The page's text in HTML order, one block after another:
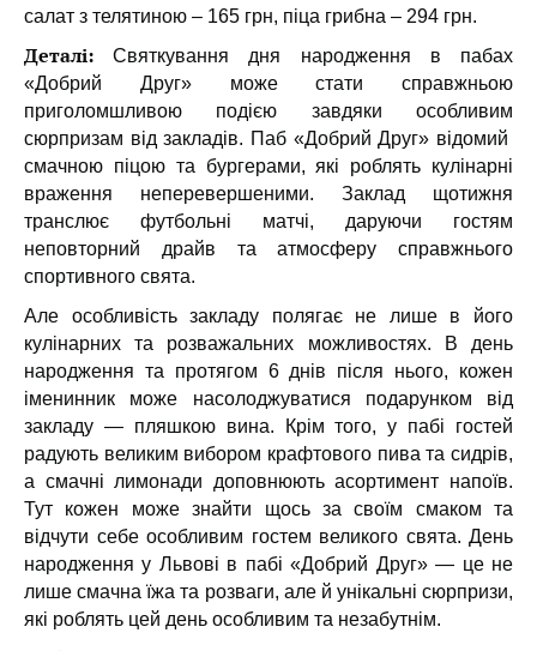
салат з телятиною – 165 грн, піца грибна – 294 грн.
Деталі:Святкування дня народження в пабах
«Добрий Друг» може стати справжньою
приголомшливою подією завдяки особливим
сюрпризам від закладів. Паб «Добрий Друг» відомий
смачною піцою та бургерами, які роблять кулінарні
враження неперевершеними. Заклад щотижня
транслює футбольні матчі, даруючи гостям
неповторний драйв та атмосферу справжнього
спортивного свята.
Але особливість закладу полягає не лише в його
кулінарних та розважальних можливостях. В день
народження та протягом 6 днів після нього, кожен
іменинник може насолоджуватися подарунком від
закладу — пляшкою вина.
Крім того, у пабі гостей
радують великим вибором крафтового пива та сидрів,
а смачні лимонади доповнюють асортимент напоїв.
Тут кожен може знайти щось за своїм смаком та
відчути себе особливим гостем великого свята. День
народження у Львові в пабі «Добрий Друг» — це не
лише смачна їжа та розваги, але й унікальні сюрпризи,
які роблять цей день особливим та незабутнім.